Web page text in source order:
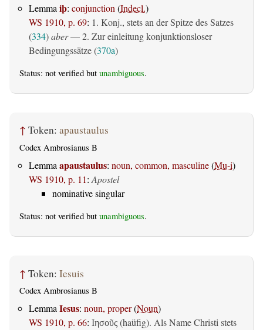
Lemma iþ: conjunction (Indecl.)
WS 1910, p. 69: 1. Konj., stets an der Spitze des Satzes
(334)aber— 2. Zur einleitung konjunktionsloser
Bedingungssätze (370a)
Status: not verified but unambiguous.
↑ Token: apaustaulus
Codex Ambrosianus B
Lemma apaustaulus: noun, common, masculine(Mu-i)
WS 1910, p. 11: Apostel
nominative singular
Status: not verified but unambiguous.
↑ Token: Iesuis
Codex Ambrosianus B
LemmaIesus: noun, proper(Noun)
WS 1910, p. 66: Ιησοῦς (haüfig). Als Name Christi stets